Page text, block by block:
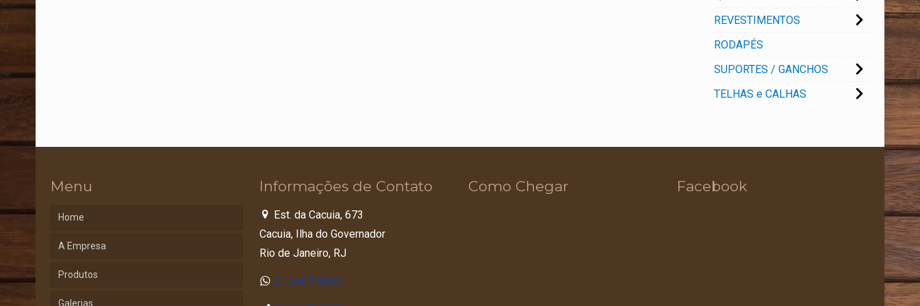
REVESTIMENTOS
RODAPÉS
SUPORTES / GANCHOS
TELHAS e CALHAS
Menu
Home
A Empresa
Produtos
Galerias
Informações de Contato
Est. da Cacuia, 673
Cacuia, Ilha do Governador
Rio de Janeiro, RJ
21 2467-8000
Como Chegar Facebook